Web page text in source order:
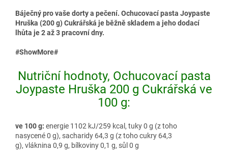
Báječný pro vaše dorty a pečení. Ochucovací pasta Joypaste
Hruška (200 g) Cukrářská je běžně skladem a jeho dodací
lhůta je 2 až 3 pracovní dny.
#ShowMore#
Nutriční hodnoty, Ochucovací pasta
Joypaste Hruška 200 g Cukrářská ve
100 g:
ve 100 g: energie 1102 kJ/259 kcal, tuky 0 g (z toho
nasycené 0 g), sacharidy 64,3 g (z toho cukry 64,3
g), vláknina 0,9 g, bílkoviny 0,1 g, sůl 0 g